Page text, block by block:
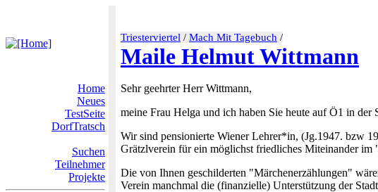
Triesterviertel / Mach Mit Tagebuch /
Maile Helmut Wittmann
Home
Neues
TestSeite
DorfTratsch
Suchen
Teilnehmer
Projekte
Sehr geehrter Herr Wittmann,
meine Frau Helga und ich haben Sie heute auf Ö1 in
Wir sind pensionierte Wiener Lehrer*in, (Jg.1947. bzw
Grätzlverein für ein möglichst friedliches Miteinander im
Die von Ihnen geschilderten "Märchenerzählungen"
Verein manchmal die (finanzielle) Unterstützung der